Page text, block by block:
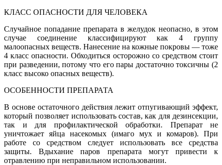
КЛАСС ОПАСНОСТИ ДЛЯ ЧЕЛОВЕКА
Случайное попадание препарата в желудок неопасно, в этом
случае соединение классифицируют как 4 группу
малоопасных веществ. Нанесение на кожные покровы — тоже
4 класс опасности. Обходиться осторожно со средством стоит
при разведении, потому что его пары достаточно токсичны (2
класс высоко опасных веществ).
ОСОБЕННОСТИ ПРЕПАРАТА
В основе остаточного действия лежит отпугивающий эффект,
который позволяет использовать состав, как для дезинсекции,
так и для профилактической обработки. Препарат не
уничтожает яйца насекомых (имаго мух и комаров). При
работе со средством следует использовать все средства
защиты. Вдыхание паров препарата могут привести к
отравлению при неправильном использовании.